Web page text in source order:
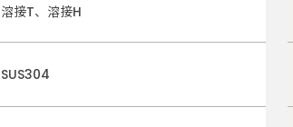
溶接T、 溶接H
SUS304